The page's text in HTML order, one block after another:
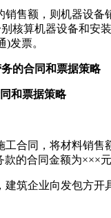
额，则机器设备
核算机器设备和
发票。
的合同和票据策略
和票据策略
同，将材料销售
的合同金额为×××
企业向发包方开